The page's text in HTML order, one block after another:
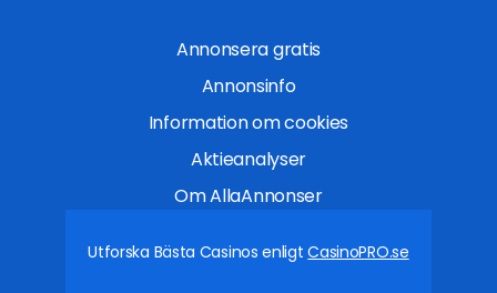
Annonsera gratis
Annonsinfo
Information om cookies
Aktieanalyser
Om AllaAnnonser
Utforska Bästa Casinos enligtCasinoPRO.se